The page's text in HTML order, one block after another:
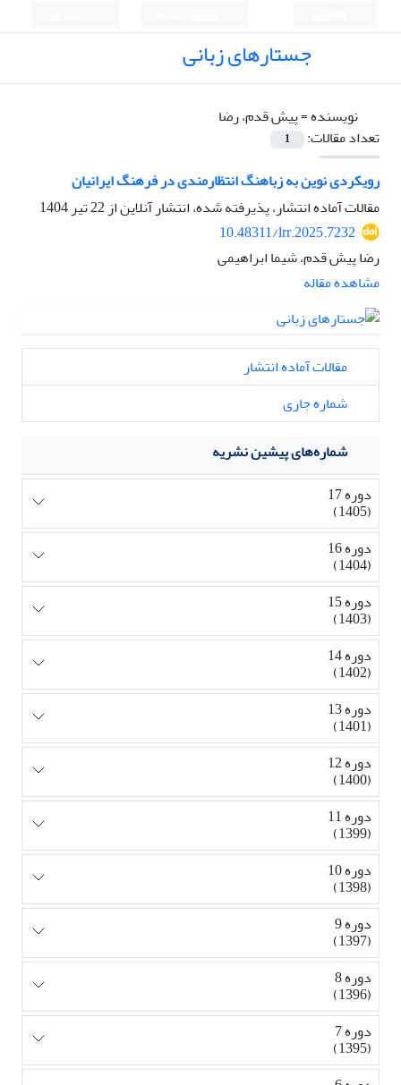
جستارهای زبانی
نویسنده =پیش قدم، رضا
تعداد مقالات:
1
رویکردی نوین به زباهنگ انتظارمندی در فرهنگ ایرانیان
مقالات آماده انتشار، پذیرفته شده، انتشار آنلاین از22 تیر 1404
10.48311/lrr.2025.7232
رضا پیش قدم، شیما ابراهیمی
مشاهده مقاله
مقالات آماده انتشار
شماره جاری
شماره‌های پیشین نشریه
دوره 17
(1405)
دوره 16
(1404)
دوره 15
(1403)
دوره 14
(1402)
دوره 13
(1401)
دوره 12
(1400)
دوره 11
(1399)
دوره 10
(1398)
دوره 9
(1397)
دوره 8
(1396)
دوره 7
(1395)